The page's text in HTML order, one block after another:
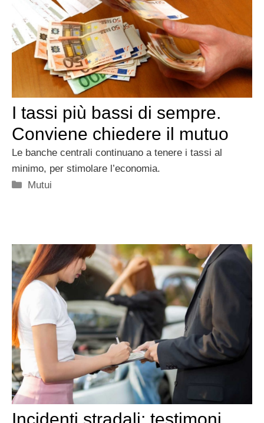
I tassi più bassi di sempre.
Conviene chiedere il mutuo
Le banche centrali continuano a tenere i tassi al
minimo, per stimolare l’economia.
Categorie
Mutui